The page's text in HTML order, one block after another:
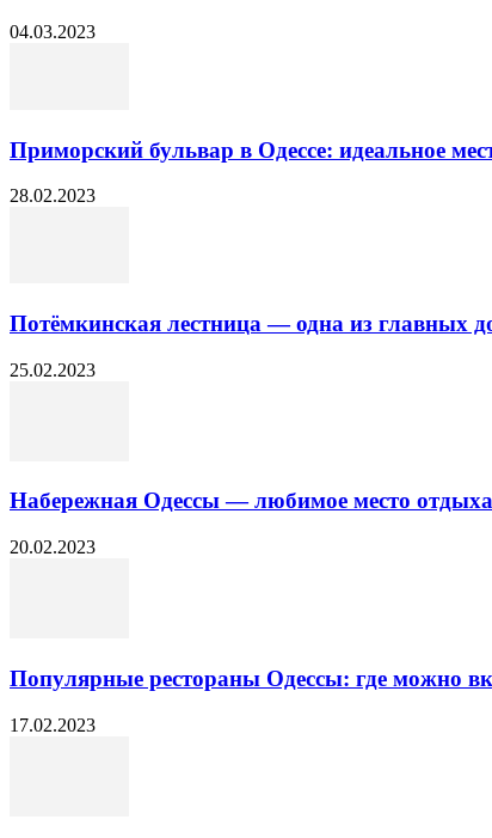
04.03.2023
Приморский бульвар в Одессе: идеальное
28.02.2023
Потёмкинская лестница — одна из главных
25.02.2023
Набережная Одессы — любимое место отдыха
20.02.2023
Популярные рестораны Одессы: где можно
17.02.2023